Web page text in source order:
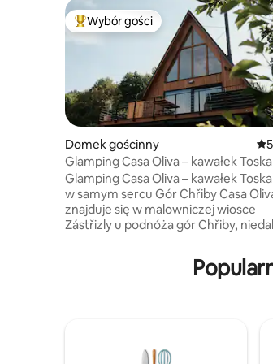
Najpopularniejsze z kategorii Wybór
Wybór gości
Domek gościnny
Glamping Casa Oliva – kawałek
nas
Glamping Casa Oliva – kawałek
w samym sercu Gór Chřiby Casa Oliva
znajduje się w malowniczej wiosce
Zástřizly u podnóża gór Chřiby,
natury oferuje idealny wypoczynek dla
osób szukających spokoju, dobrego
udogodnieniami z nutą luksusu.